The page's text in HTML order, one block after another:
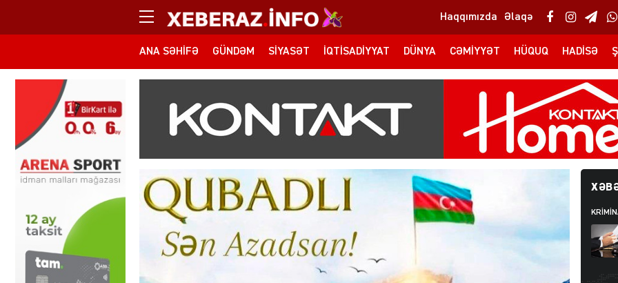
Haqqımızda Əlaqə
ANA SƏHIFƏ GÜNDƏM SIYASƏT İQTISADIYYAT DÜNYA CƏMIYYƏT HÜQUQ HADISƏ